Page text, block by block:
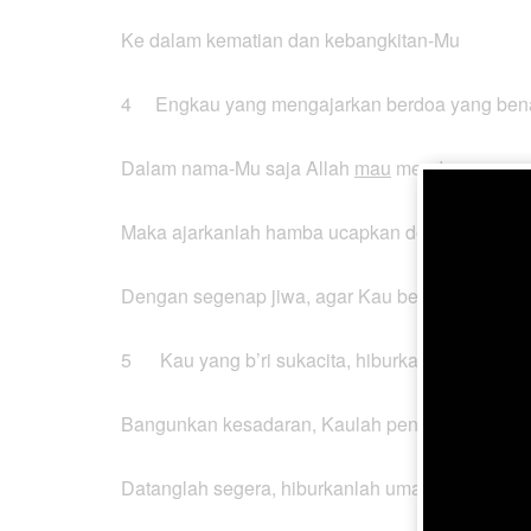
Ke dalam kematian dan kebangkitan-Mu
4 Engkau yang mengajarkan berdoa yang
Dalam nama-Mu saja Allah mau mendengar
Maka ajarkanlah hamba ucapkan doa
Dengan segenap jiwa, agar Kau berkenan
5 Kau yang b’ri sukacita, hiburkanlah hatiku
Bangunkan kesadaran, Kaulah penolongku
Datanglah segera, hiburkanlah umat-Mu